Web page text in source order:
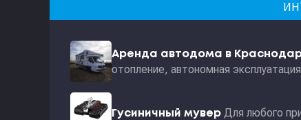
Аренда автодома в
отопление, автономная
Гусиничный мувер Для любого